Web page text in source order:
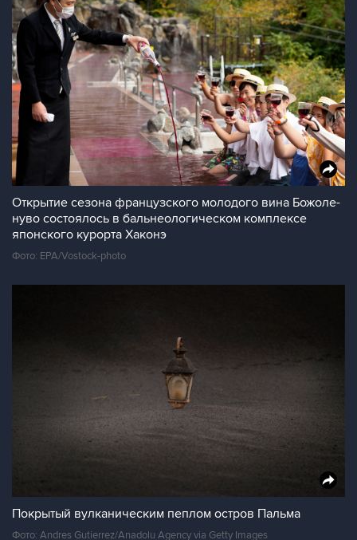
Открытие сезона французского молодого вина Божоле-
нуво состоялось в бальнеологическом комплексе
японского курорта Хаконэ
Фото: EPA/Vostock-photo
Покрытый вулканическим пеплом остров Пальма
Фото: Andres Gutierrez/Anadolu Agency via Getty Images